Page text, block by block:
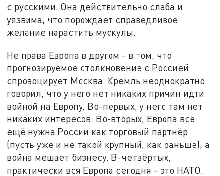
с русскими. Она действительно слаба и
уязвима, что порождает справедливое
желание нарастить мускулы.
Не права Европа в другом - в том, что
прогнозируемое столкновение с Россией
спровоцирует Москва. Кремль неоднократно
говорил, что у него нет никаких причин идти
войной на Европу. Во-первых, у него там нет
никаких интересов. Во-вторых, Европа всё
ещё нужна России как торговый партнёр
(пусть уже и не такой крупный, как раньше), а
война мешает бизнесу. В-четвёртых,
практически вся Европа сегодня - это НАТО.